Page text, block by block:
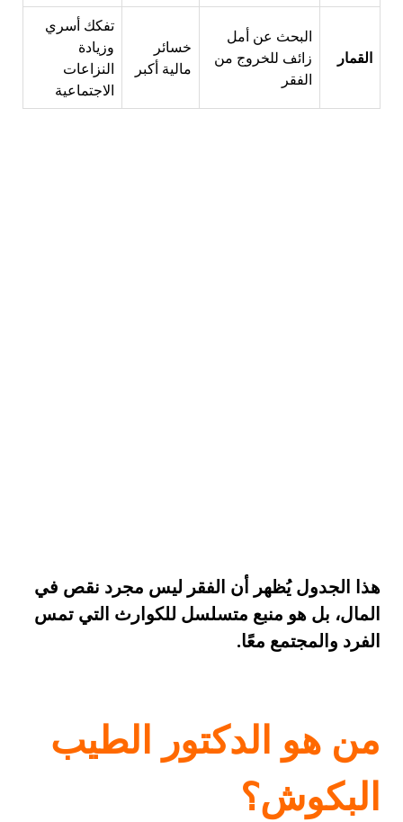
القمار
البحث عن أمل
زائف للخروج من
الفقر
خسائر
مالية أكبر
تفكك أسري
وزيادة
النزاعات
الاجتماعية
هذا الجدول يُظهر أن الفقر ليس مجرد نقص في
المال، بل هو منبع متسلسل للكوارث التي تمس
الفرد والمجتمع معًا.
من هو الدكتور الطيب
البكوش؟